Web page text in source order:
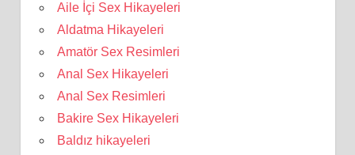
Aile İçi Sex Hikayeleri
Aldatma Hikayeleri
Amatör Sex Resimleri
Anal Sex Hikayeleri
Anal Sex Resimleri
Bakire Sex Hikayeleri
Baldız hikayeleri